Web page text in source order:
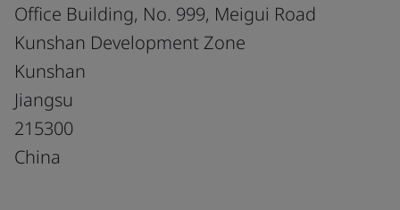
Office Building, No. 999, Meigui Road
Kunshan Development Zone
Kunshan
Jiangsu
215300
China